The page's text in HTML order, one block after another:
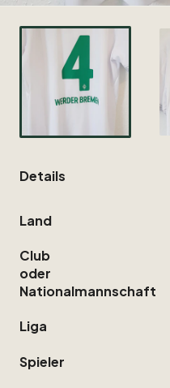
Details
Land
Club
oder
Nationalmannschaft
Liga
Spieler